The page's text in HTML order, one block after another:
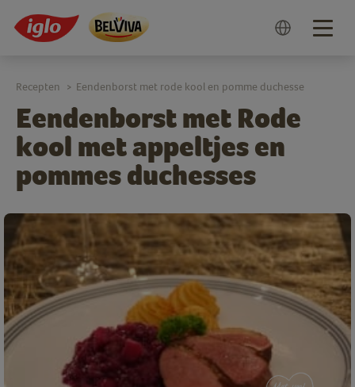
Eendenborst met Rode
kool met appeltjes en
pommes duchesses
Recepten > Eendenborst met rode kool en pomme duchesse